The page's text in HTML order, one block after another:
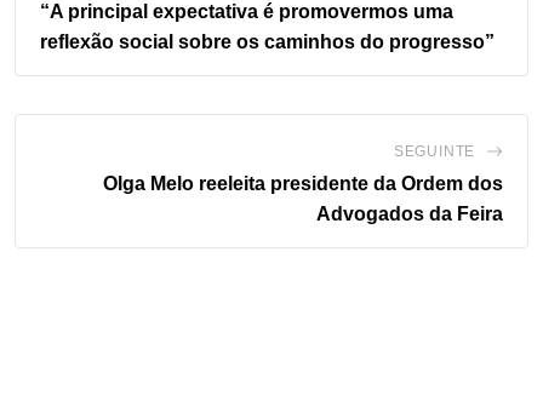
“A principal expectativa é promovermos uma
reflexão social sobre os caminhos do progresso”
SEGUINTE
Olga Melo reeleita presidente da Ordem dos
Advogados da Feira